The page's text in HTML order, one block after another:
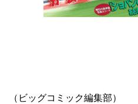
（ビッグコミック編集部）